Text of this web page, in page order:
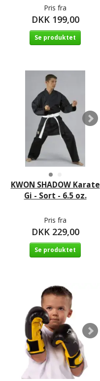
Pris fra
DKK 199,00
Se produktet
KWON SHADOW Karate
Gi - Sort - 6.5 oz.
Pris fra
DKK 229,00
Se produktet